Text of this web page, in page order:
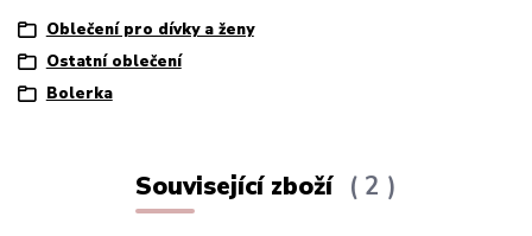
Oblečení pro dívky a ženy
Ostatní oblečení
Bolerka
Související zboží 2